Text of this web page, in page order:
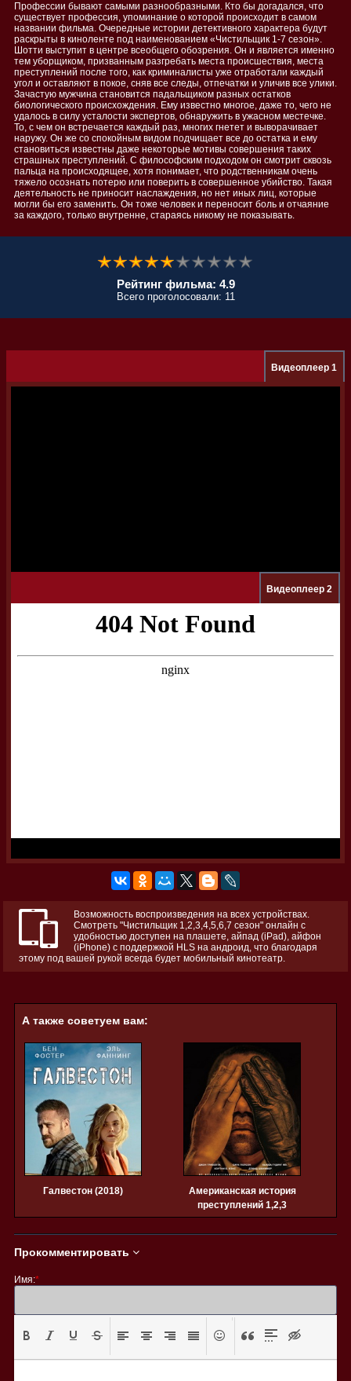
Профессии бывают самыми разнообразными. Кто бы догадался, что
существует профессия, упоминание о которой происходит в самом
названии фильма. Очередные истории детективного характера будут
раскрыты в киноленте под наименованием «Чистильщик 1-7 сезон».
Шотти выступит в центре всеобщего обозрения. Он и является именно
тем уборщиком, призванным разгребать места происшествия, места
преступлений после того, как криминалисты уже отработали каждый
угол и оставляют в покое, сняв все следы, отпечатки и уличив все улики.
Зачастую мужчина становится падальщиком разных остатков
биологического происхождения. Ему известно многое, даже то, чего не
удалось в силу усталости экспертов, обнаружить в ужасном местечке.
То, с чем он встречается каждый раз, многих гнетет и выворачивает
наружу. Он же со спокойным видом подчищает все до остатка и ему
становиться известны даже некоторые мотивы совершения таких
страшных преступлений. С философским подходом он смотрит сквозь
пальца на происходящее, хотя понимает, что родственникам очень
тяжело осознать потерю или поверить в совершенное убийство. Такая
деятельность не приносит наслаждения, но нет иных лиц, которые
могли бы его заменить. Он тоже человек и переносит боль и отчаяние
за каждого, только внутренне, стараясь никому не показывать.
Рейтинг фильма: 4.9
Всего проголосовали: 11
Видеоплеер 1
Видеоплеер 2
Возможность воспроизведения на всех устройствах.
Смотреть "Чистильщик 1,2,3,4,5,6,7 сезон" онлайн с
удобностью доступен на плашете, айпад (iPad), айфон
(iPhone) с поддержкой HLS на андроид, что благодаря
этому под вашей рукой всегда будет мобильный кинотеатр.
А также советуем вам:
Галвестон (2018)
Американская история
преступлений 1,2,3
сезон
Прокомментировать
Имя:*